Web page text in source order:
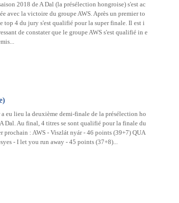
2018 de A Dal (la présélection hongroise) s'est ac
avec la victoire du groupe AWS. Après un premier to
top 4 du jury s'est qualifié pour la super finale. Il est i
de constater que le groupe AWS s'est qualifié in e
eu lieu la deuxième demi-finale de la présélection ho
Dal. Au final, 4 titres se sont qualifié pour la finale du
prochain : AWS - Viszlát nyár - 46 points (39+7) QUA
- I let you run away - 45 points (37+8)...